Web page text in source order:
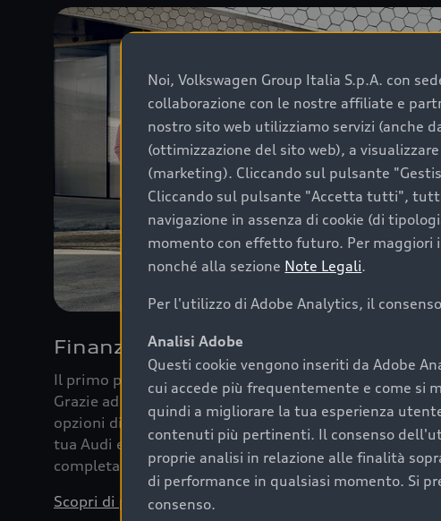
Finanziare la tua Audi
Il primo passo verso l’emozione di guidare un’Audi è
Grazie ad Audi Financial Services possiamo fornirti
opzioni di acquisto. Con Audi Value ti garantiamo il
tua Audi e, al termine del finanziamento, tutta la
completare l’acquisto, sostituirla o restituirla.
Scopri di più
Noi, Volkswagen Group Italia S.p.A. con
collaborazione con le nostre affiliate e
nostro sito web utilizziamo servizi (anche
(ottimizzazione del sito web), a
(marketing). Cliccando sul pulsante
Cliccando sul pulsante "Accetta tutti",
navigazione in assenza di cookie (di
momento con effetto futuro. Per maggiori
nonché alla sezione Note Legali.
Per l'utilizzo di Adobe Analytics, il
Analisi Adobe
Questi cookie vengono inseriti da Adobe
cui accede più frequentemente e come si
quindi a migliorare la tua esperienza
contenuti più pertinenti. Il consenso
proprie analisi in relazione alle finalità
di performance in qualsiasi momento. Si
consenso.